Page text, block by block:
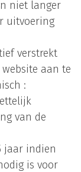
niet langer
uitvoering
verstrekt
aan te
:
van de
jaar indien
is voor